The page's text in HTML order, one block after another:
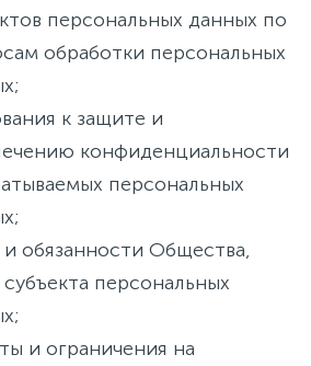
персональных данных по
обработки персональных
к защите и
конфиденциальности
персональных
и обязанности Общества,
субъекта персональных
и ограничения на